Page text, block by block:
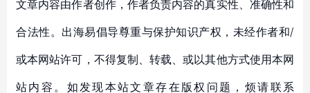
文章内容由作者创作，作者负责内容的真实性、准确性和
合法性。出海易倡导尊重与保护知识产权，未经作者和/
或本网站许可，不得复制、转载、或以其他方式使用本网
站内容。如发现本站文章存在版权问题，烦请联系